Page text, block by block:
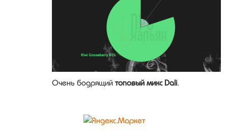
Очень бодрящийтоповый микс Dali.